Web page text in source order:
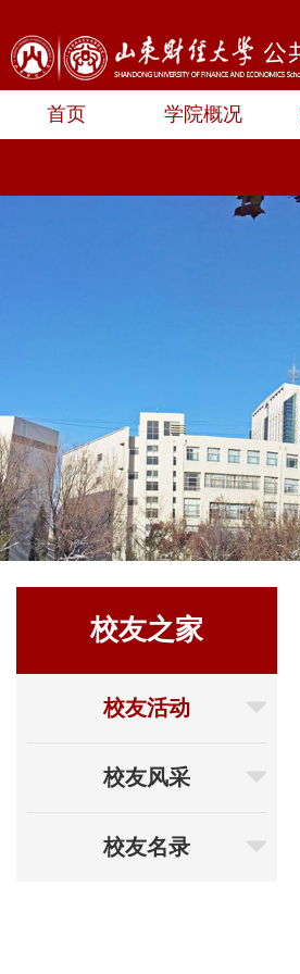
首页 学院概况
校友之家
校友活动
校友风采
校友名录